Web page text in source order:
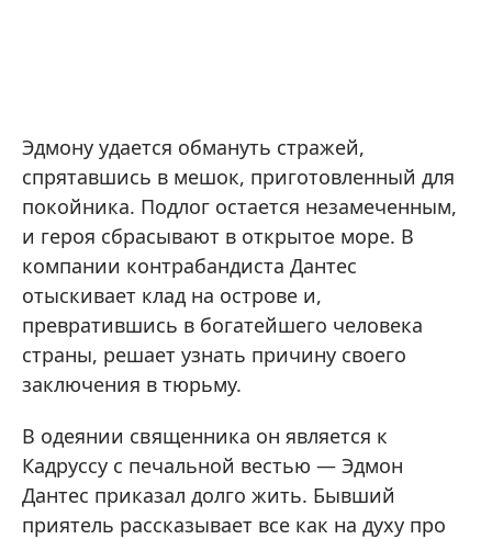
Эдмону удается обмануть стражей,
спрятавшись в мешок, приготовленный для
покойника. Подлог остается незамеченным,
и героя сбрасывают в открытое море. В
компании контрабандиста Дантес
отыскивает клад на острове и,
превратившись в богатейшего человека
страны, решает узнать причину своего
заключения в тюрьму.
В одеянии священника он является к
Кадруссу с печальной вестью — Эдмон
Дантес приказал долго жить. Бывший
приятель рассказывает все как на духу про